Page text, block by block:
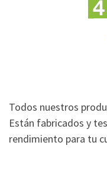
Todos nuestros
Están fabricados y
rendimiento para tu